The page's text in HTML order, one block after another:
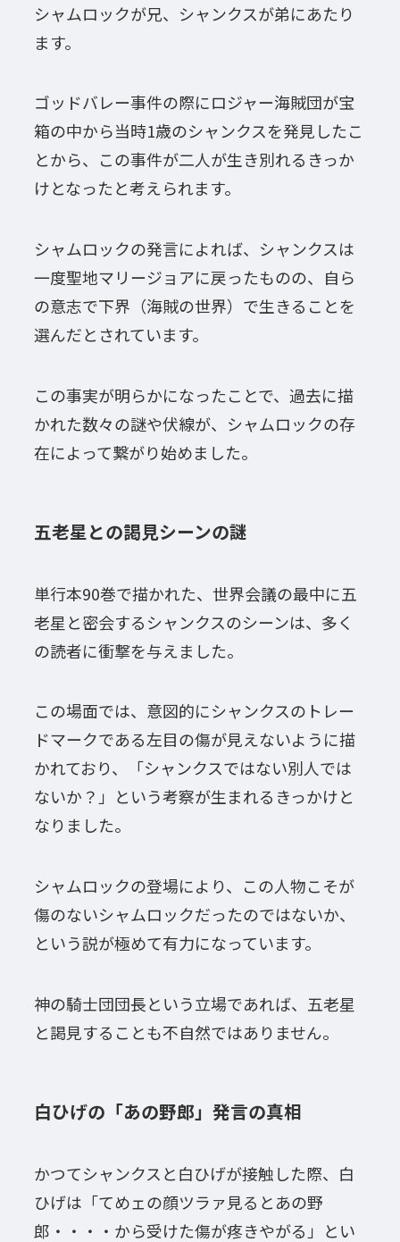
シャムロックが兄、シャンクスが弟にあたり
ます。
ゴッドバレー事件の際にロジャー海賊団が宝
箱の中から当時1歳のシャンクスを発見したこ
とから、この事件が二人が生き別れるきっか
けとなったと考えられます。
シャムロックの発言によれば、シャンクスは
一度聖地マリージョアに戻ったものの、自ら
の意志で下界（海賊の世界）で生きることを
選んだとされています。
この事実が明らかになったことで、過去に描
かれた数々の謎や伏線が、シャムロックの存
在によって繋がり始めました。
五老星との謁見シーンの謎
単行本90巻で描かれた、世界会議の最中に五
老星と密会するシャンクスのシーンは、多く
の読者に衝撃を与えました。
この場面では、意図的にシャンクスのトレー
ドマークである左目の傷が見えないように描
かれており、「シャンクスではない別人では
ないか？」という考察が生まれるきっかけと
なりました。
シャムロックの登場により、この人物こそが
傷のないシャムロックだったのではないか、
という説が極めて有力になっています。
神の騎士団団長という立場であれば、五老星
と謁見することも不自然ではありません。
白ひげの「あの野郎」発言の真相
かつてシャンクスと白ひげが接触した際、白
ひげは「てめェの顔ツラァ見るとあの野
郎・・・・から受けた傷が疼きやがる」とい